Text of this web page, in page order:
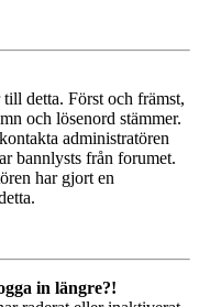
detta. Först och främst,
och lösenord stämmer.
administratören
bannlysts från forumet.
har gjort en
in längre?!